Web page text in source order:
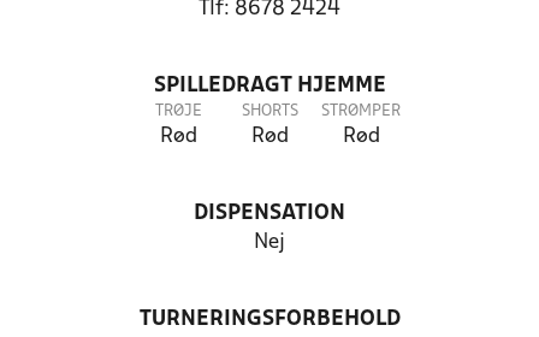
Tlf: 8678 2424
SPILLEDRAGT HJEMME
TRØJE
Rød
SHORTS
Rød
STRØMPER
Rød
DISPENSATION
Nej
TURNERINGSFORBEHOLD